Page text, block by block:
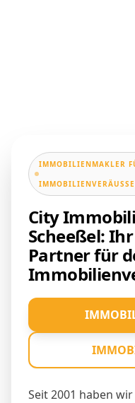
IMMOBILIENMAKLER
City
Scheeßel:
Partner für
Seit 2001 haben